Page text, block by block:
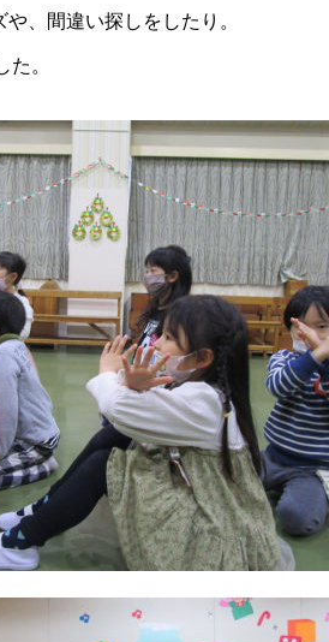
、間違い探しをしたり。
。